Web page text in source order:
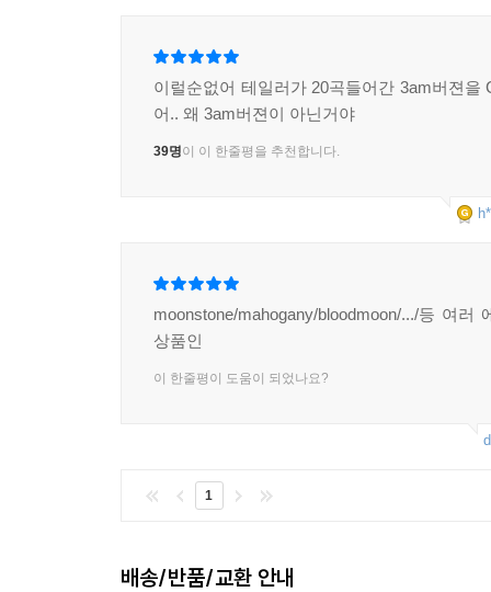
이럴순없어 테일러가 20곡들어간 3am버젼을
어.. 왜 3am버젼이 아닌거야
39명이 이 한줄평을 추천합니다.
moonstone/mahogany/bloodmoon/.../등 여러
상품인
이 한줄평이 도움이 되었나요?
1
배송/반품/교환 안내